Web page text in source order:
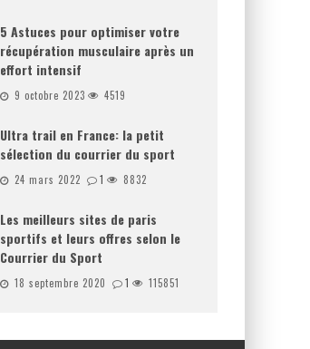
5 Astuces pour optimiser votre
récupération musculaire après un
effort intensif
9 octobre 2023 4519
Ultra trail en France: la petit
sélection du courrier du sport
24 mars 2022 1 8832
Les meilleurs sites de paris
sportifs et leurs offres selon le
Courrier du Sport
18 septembre 2020 1 115851